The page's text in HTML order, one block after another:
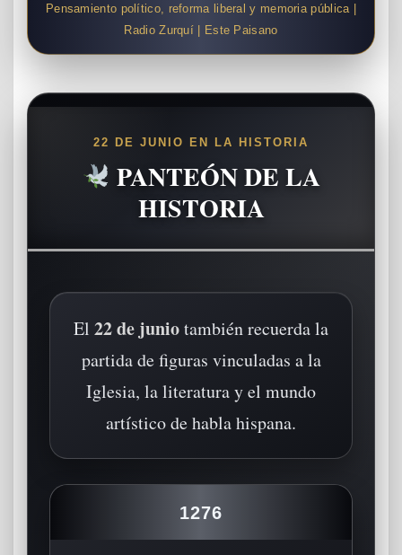
Pensamiento político, reforma liberal y memoria pública |
Radio Zurquí | Este Paisano
22 DE JUNIO EN LA HISTORIA
PANTEÓN DE LA
HISTORIA
El 22 de juniotambién recuerda la
partida de figuras vinculadas a la
Iglesia, la literatura y el mundo
artístico de habla hispana.
1276